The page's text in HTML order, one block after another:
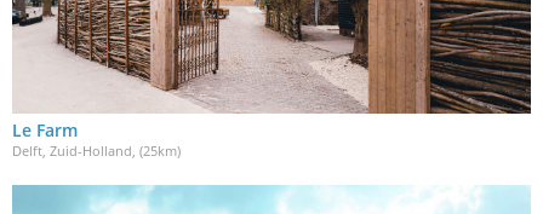
Le Farm
Delft, Zuid-Holland , (25km)